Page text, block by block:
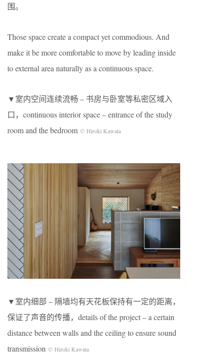
围。
Those space create a compact yet commodious. And
make it be more comfortable to move by leading inside
to external area naturally as a continuous space.
▼室内空间连续流畅 – 书房与卧室等私密区域入
口，continuous interior space – entrance of the study
room and the bedroom © Hiroki Kawata
▼室内细部 – 隔墙均有天花板保持有一定的距离，
保证了声音的传播，details of the project – a certain
distance between walls and the ceiling to ensure sound
transmission © Hiroki Kawata